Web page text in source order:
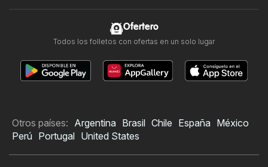
Ofertero
Todos los folletos con ofertas en un solo lugar
Otros países: Argentina Brasil Chile España México
Perú Portugal United States